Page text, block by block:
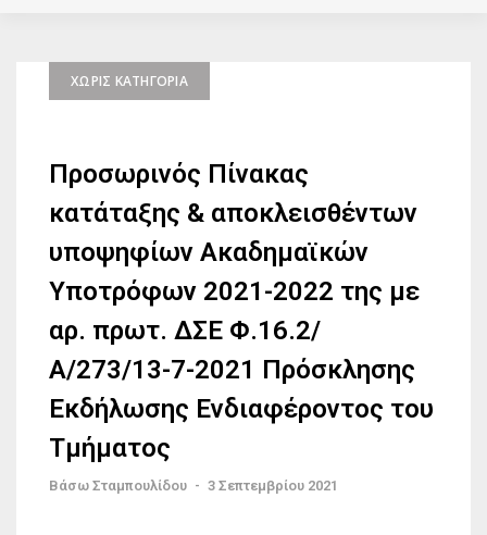
ΧΩΡΊΣ ΚΑΤΗΓΟΡΊΑ
Προσωρινός Πίνακας
κατάταξης & αποκλεισθέντων
υποψηφίων Ακαδημαϊκών
Υποτρόφων 2021-2022 της με
αρ. πρωτ. ΔΣΕ Φ.16.2/
Α/273/13-7-2021 Πρόσκλησης
Εκδήλωσης Ενδιαφέροντος του
Τμήματος
Βάσω Σταμπουλίδου - 3 Σεπτεμβρίου 2021